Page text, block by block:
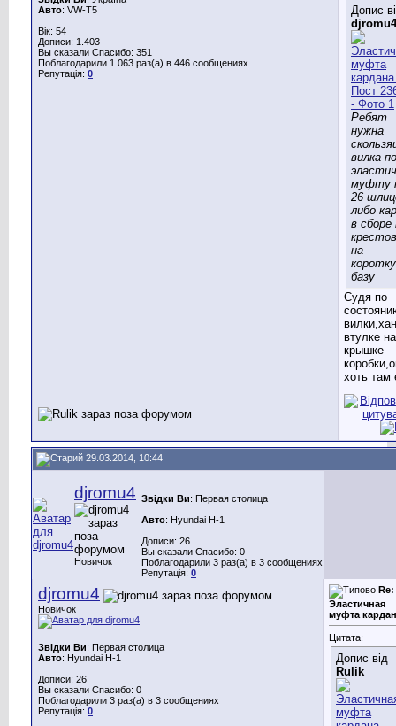
Авто: VW-Т5
Вік: 54
Дописи: 1.403
Вы сказали Спасибо: 351
Поблагодарили 1.063 раз(а) в 446 сообщениях
Репутація: 0
Допис
djromu4
Ребят
нужна
вилка
муфту
26
либо
в сборе
на
базу
Судя по
втулке на
крышке
хоть там
29.03.2014, 10:44
djromu4
Новичок
Звідки Ви: Первая столица
Авто: Hyundai H-1
Дописи: 26
Вы сказали Спасибо: 0
Поблагодарили 3 раз(а) в 3 сообщениях
Репутація: 0
djromu4
Новичок
Звідки Ви: Первая столица
Авто: Hyundai H-1
Дописи: 26
Вы сказали Спасибо: 0
Поблагодарили 3 раз(а) в 3 сообщениях
Репутація: 0
Re:
Эластичная
муфта
Цитата:
Допис від
Rulik